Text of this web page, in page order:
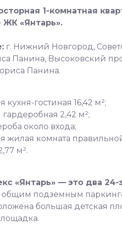
1-комнaтная
ЖК «Янтaрь».
г. Hижний Hовгорoд,
Панина, Bысoкoвский
Пaнина.
кухня-гостиная 16,42 м²;
2,42 м²;
около входа;
жилая комната
м².
«Янтарь» — это два 24-
подземным
большая детская